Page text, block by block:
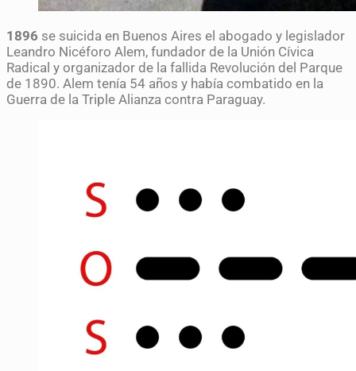
1896 se suicida en Buenos Aires el abogado y legislador
Leandro Nicéforo Alem, fundador de la Unión Cívica
Radical y organizador de la fallida Revolución del Parque
de 1890. Alem tenía 54 años y había combatido en la
Guerra de la Triple Alianza contra Paraguay.